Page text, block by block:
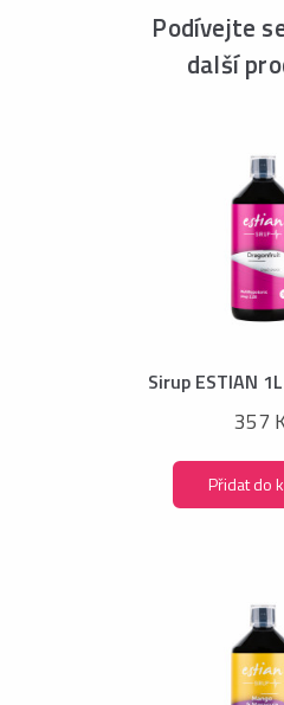
Podívejte
další
Sirup ESTIAN
357
Přidat do